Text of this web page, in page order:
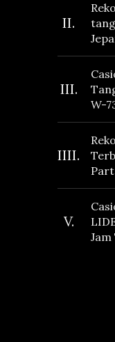
II.
III.
W-
dan
IIII.
Part
V.